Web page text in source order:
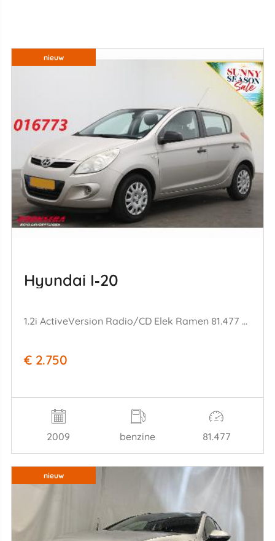
nieuw
Hyundai I‑20
1.2i ActiveVersion Radio/CD Elek Ramen 81.477 km!
€ 2.750
2009 benzine 81.477
nieuw